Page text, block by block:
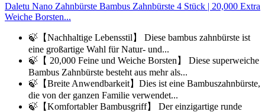
Daletu Nano Zahnbürste Bambus Zahnbürste 4 Stück | 20,000 Extra
Weiche Borsten...
🍃【Nachhaltige Lebensstil】 Diese bambus zahnbürste ist
eine großartige Wahl für Natur- und...
🍃【 20,000 Feine und Weiche Borsten】 Diese superweiche
Bambus Zahnbürste besteht aus mehr als...
🍃【Breite Anwendbarkeit】Dies ist eine Bambuszahnbürste,
die von der ganzen Familie verwendet...
🍃【Komfortabler Bambusgriff】 Der einzigartige runde